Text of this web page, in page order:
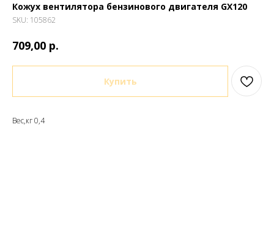
Кожух вентилятора бензинового двигателя GX120
SKU: 105862
709,00 р.
Купить
Вес,кг 0,4